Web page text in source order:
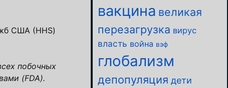
США (HHS)
побочных
(FDA).
вакцина великая
перезагрузка вирус
власть война вэф
глобализм
депопуляция дети